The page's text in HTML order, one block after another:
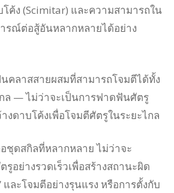
ค้ง (Scimitar) และความสามารถใน
รณ์ต่อสู้อันหลากหลายได้อย่าง
ป็นคลาสสายผสมที่สามารถโจมตีได้ทั้ง
กล — ไม่ว่าจะเป็นการฟาดฟันศัตรู
งดาบโค้งเพื่อโจมตีศัตรูในระยะไกล
ชุดสกิลที่หลากหลาย ไม่ว่าจะ
รูอย่างรวดเร็วเพื่อสร้างสถานะผิด
และโจมตีอย่างรุนแรง หรือการตั้งกับ